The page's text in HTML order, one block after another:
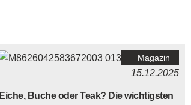
Magazin
15.12.2025
Eiche, Buche oder Teak? Die wichtigsten